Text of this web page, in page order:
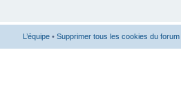
L’équipe • Supprimer tous les cookies du forum